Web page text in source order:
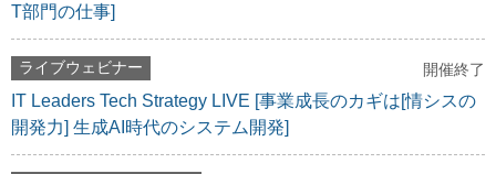
T部門の仕事]
ライブウェビナー 開催終了
IT Leaders Tech Strategy LIVE [事業成長のカギは[情シスの
開発力] 生成AI時代のシステム開発]